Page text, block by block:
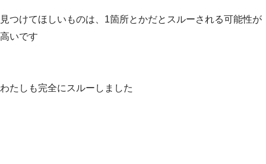
見つけてほしいものは、1箇所とかだとスルーされる可能性が
高いです
わたしも完全にスルーしました